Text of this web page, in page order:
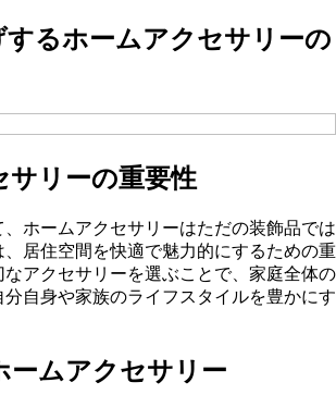
するホームアクセサリーの
サリーの重要性
ホームアクセサリーはただの装飾品では
居住空間を快適で魅力的にするための重
アクセサリーを選ぶことで、家庭全体の
自身や家族のライフスタイルを豊かにす
ームアクセサリー